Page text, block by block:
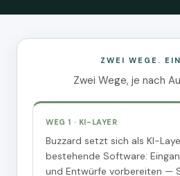
ZWEI WEGE.
Zwei Wege, je nach
WEG 1 · KI-LAYER
Buzzard setzt sich als KI-
bestehende Software:
und Entwürfe vorbereiten —